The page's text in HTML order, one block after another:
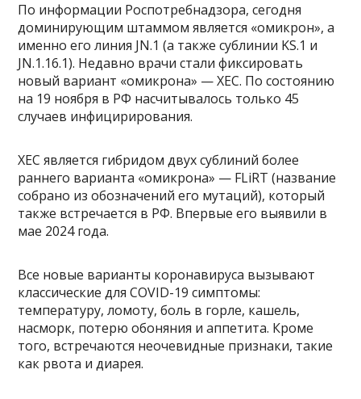
По информации Роспотребнадзора, сегодня
доминирующим штаммом является «омикрон», а
именно его линия JN.1 (а также сублинии KS.1 и
JN.1.16.1). Недавно врачи стали фиксировать
новый вариант «омикрона» — XEC. По состоянию
на 19 ноября в РФ насчитывалось только 45
случаев инфицирирования.
XEC является гибридом двух сублиний более
раннего варианта «омикрона» — FLiRT (название
собрано из обозначений его мутаций), который
также встречается в РФ. Впервые его выявили в
мае 2024 года.
Все новые варианты коронавируса вызывают
классические для COVID-19 симптомы:
температуру, ломоту, боль в горле, кашель,
насморк, потерю обоняния и аппетита. Кроме
того, встречаются неочевидные признаки, такие
как рвота и диарея.